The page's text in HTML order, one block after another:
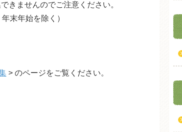
きませんのでご注意ください。
末年始を除く）
> のページをご覧ください。